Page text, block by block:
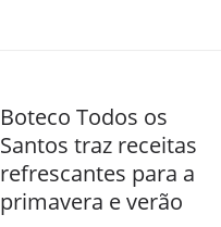
Boteco Todos os
Santos traz receitas
refrescantes para a
primavera e verão